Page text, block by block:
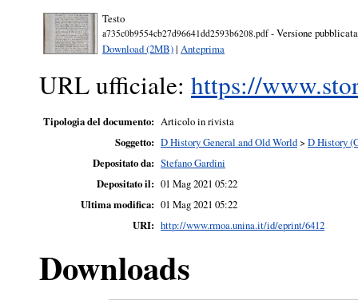
Testo
a735c0b9554cb27d96641dd2593b6208.pdf- Versione pubblicata
Download (2MB)| Anteprima
URL ufficiale: https://
Tipologia del documento: Articolo in rivista
Soggetto: D History General and Old World> D History
Depositato da: Stefano Gardini
Depositato il: 01 Mag 2021 05:22
Ultima modifica: 01 Mag 2021 05:22
URI: http://www.rmoa.unina.it/id/eprint/6412
Downloads